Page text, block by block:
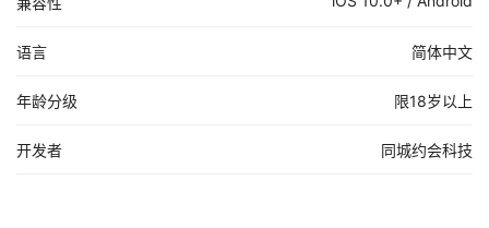
语言 简体中文
年龄分级 限18岁以上
开发者 同城约会科技